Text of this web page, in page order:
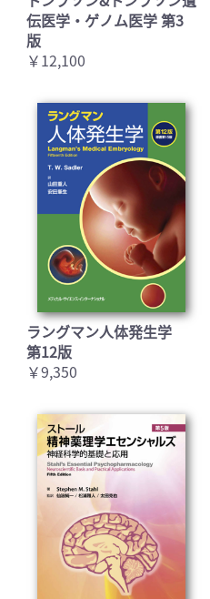
伝医学・ゲノム医学 第3
版
￥12,100
ラングマン人体発生学
第12版
￥9,350